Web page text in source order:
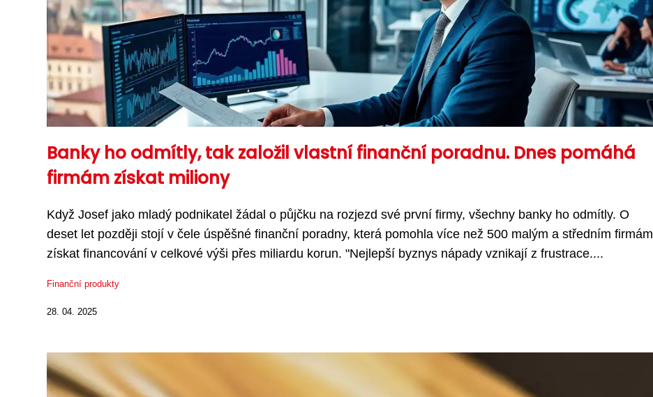
Banky ho odmítly, tak založil vlastní finanční poradnu. Dnes pomáhá
firmám získat miliony
Když Josef jako mladý podnikatel žádal o půjčku na rozjezd své první firmy, všechny banky ho odmítly. O
deset let později stojí v čele úspěšné finanční poradny, která pomohla více než 500 malým a středním firmám
získat financování v celkové výši přes miliardu korun. "Nejlepší byznys nápady vznikají z frustrace....
Finanční produkty
28. 04. 2025